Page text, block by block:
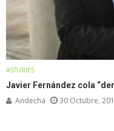
ASTURIES
Javier Fernández cola
Andecha 30 Octubre,